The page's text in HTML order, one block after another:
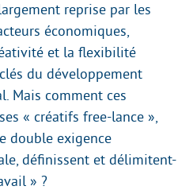
reprise par les
économiques,
et la flexibilité
du développement
Mais comment ces
« créatifs free-lance »,
double exigence
définissent et délimitent-
» ?